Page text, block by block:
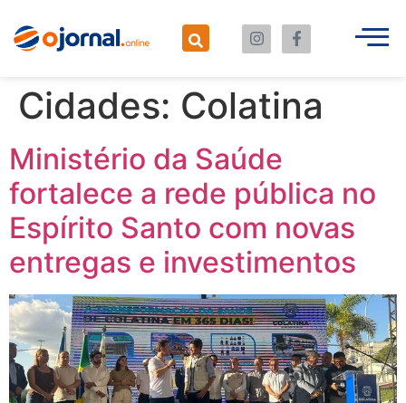
Cidades: Colatina
Ministério da Saúde
fortalece a rede pública no
Espírito Santo com novas
entregas e investimentos